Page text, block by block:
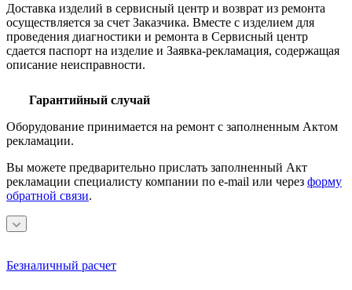
Доставка изделий в сервисный центр и возврат из ремонта
осуществляется за счет Заказчика. Вместе с изделием для
проведения диагностики и ремонта в Сервисный центр
сдается паспорт на изделие и Заявка-рекламация, содержащая
описание неисправности.
Гарантийный случай
Оборудование принимается на ремонт с заполненным Актом
рекламации.
Вы можете предварительно прислать заполненный Акт
рекламации специалисту компании по e-mail или через форму
обратной связи.
Безналичный расчет